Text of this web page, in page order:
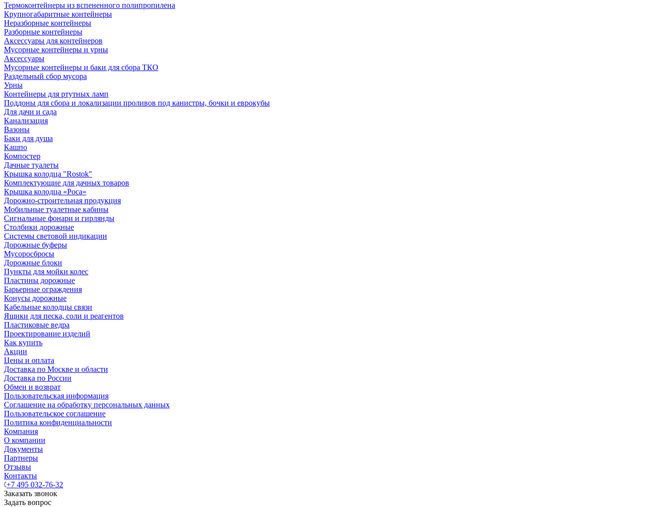
Термоконтейнеры из вспененного полипропилена
Крупногабаритные контейнеры
Неразборные контейнеры
Разборные контейнеры
Аксессуары для контейнеров
Мусорные контейнеры и урны
Аксессуары
Мусорные контейнеры и баки для сбора ТКО
Раздельный сбор мусора
Урны
Контейнеры для ртутных ламп
Поддоны для сбора и локализации проливов под канистры, бочки и еврокубы
Для дачи и сада
Канализация
Вазоны
Баки для душа
Кашпо
Компостер
Дачные туалеты
Крышка колодца "Rostok"
Комплектующие для дачных товаров
Крышка колодца «Роса»
Дорожно-строительная продукция
Мобильные туалетные кабины
Сигнальные фонари и гирлянды
Столбики дорожные
Системы световой индикации
Дорожные буферы
Мусоросбросы
Дорожные блоки
Пункты для мойки колес
Пластины дорожные
Барьерные ограждения
Конусы дорожные
Кабельные колодцы связи
Ящики для песка, соли и реагентов
Пластиковые ведра
Проектирование изделий
Как купить
Акции
Цены и оплата
Доставка по Москве и области
Доставка по России
Обмен и возврат
Пользовательская информация
Соглашение на обработку персональных данных
Пользовательское соглашение
Политика конфиденциальности
Компания
О компании
Документы
Партнеры
Отзывы
Контакты
+7 495 032-76-32
Заказать звонок
Задать вопрос